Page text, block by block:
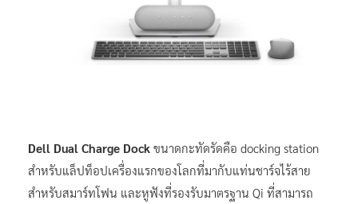
Dell Dual Charge Dock ขนาดกะทัดรัดคือ docking station
สำหรับแล็ปท็อปเครื่องแรกของโลกที่มากับแท่นชาร์จไร้สาย
สำหรับสมาร์ทโฟน และหูฟังที่รองรับมาตรฐาน Qi ที่สามารถ